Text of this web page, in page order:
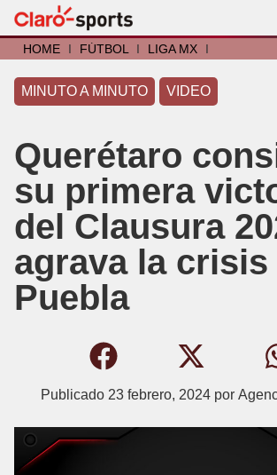
HOME I FÚTBOL I LIGA MX I
MINUTO A MINUTO VIDEO
Querétaro
su primera
del Clausura
agrava la crisis
Puebla
Publicado 23 febrero, 2024 por